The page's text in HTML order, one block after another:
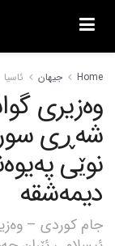
Home جیهان ئاسیا
وەزیری
شەڕی
نوێی
دیمەشقە
جام کوردی –